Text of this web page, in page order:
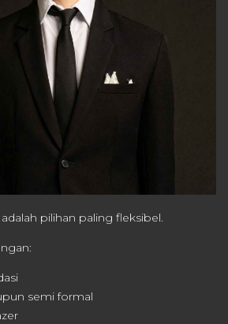
pilihan paling fleksibel.
semi formal